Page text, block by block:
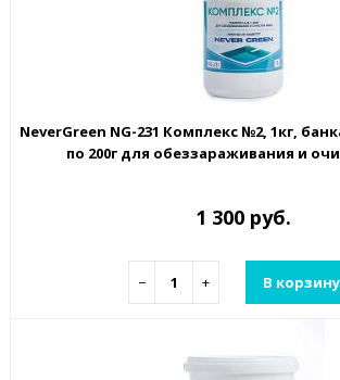
NeverGreen NG-231 Комплекс №2, 1кг,
по 200г для обеззараживания и
1 300 руб.
− + В корзину